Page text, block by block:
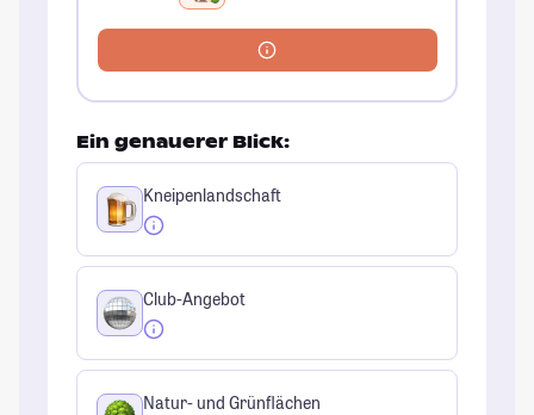
Ein genauerer Blick:
Kneipenlandschaft
Club-Angebot
Natur- und Grünflächen